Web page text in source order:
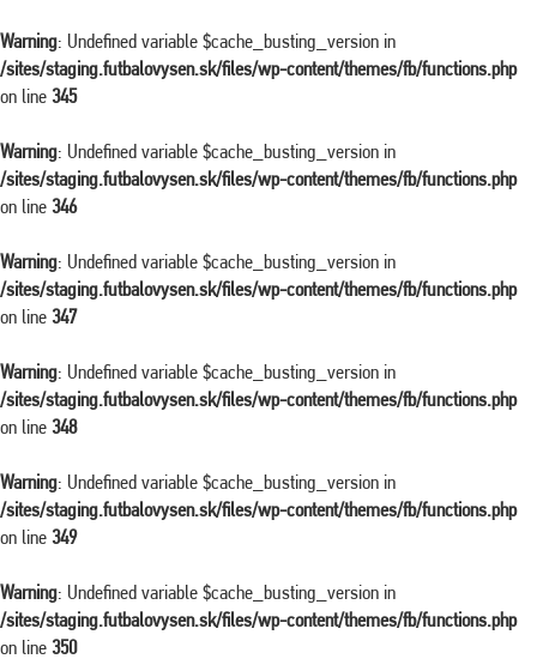
Warning: Undefined variable $cache_busting_version in
/sites/staging.futbalovysen.sk/files/wp-content/themes/fb/functions.php
on line 345
Warning: Undefined variable $cache_busting_version in
/sites/staging.futbalovysen.sk/files/wp-content/themes/fb/functions.php
on line 346
Warning: Undefined variable $cache_busting_version in
/sites/staging.futbalovysen.sk/files/wp-content/themes/fb/functions.php
on line 347
Warning: Undefined variable $cache_busting_version in
/sites/staging.futbalovysen.sk/files/wp-content/themes/fb/functions.php
on line 348
Warning: Undefined variable $cache_busting_version in
/sites/staging.futbalovysen.sk/files/wp-content/themes/fb/functions.php
on line 349
Warning: Undefined variable $cache_busting_version in
/sites/staging.futbalovysen.sk/files/wp-content/themes/fb/functions.php
on line 350